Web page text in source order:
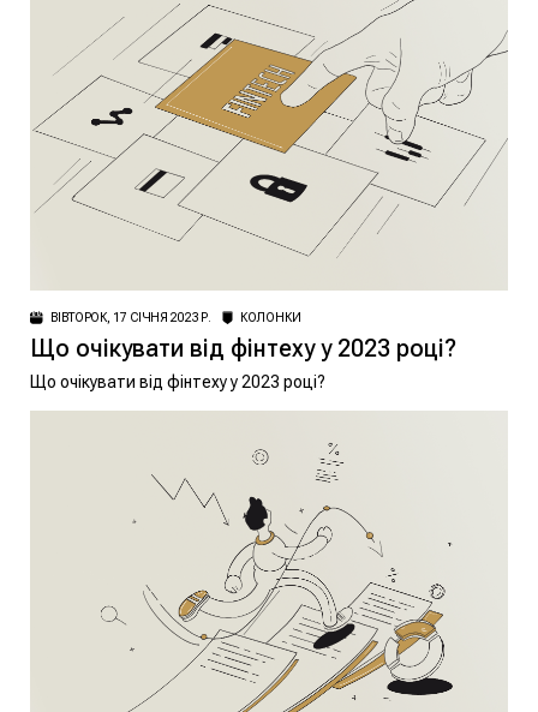
ВІВТОРОК, 17 СІЧНЯ 2023 Р. КОЛОНКИ
Що очікувати від фінтеху у 2023 році?
Що очікувати від фінтеху у 2023 році?